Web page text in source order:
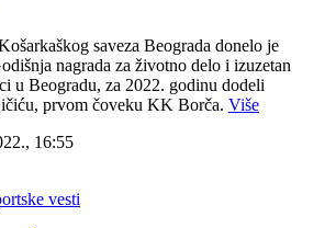
saveza Beograda donelo je
nagrada za životno delo i izuzetan
u Beogradu, za 2022. godinu dodeli
prvom čoveku KK Borča. Više
16:55
vesti